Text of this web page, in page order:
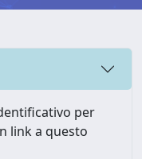
per
link a questo